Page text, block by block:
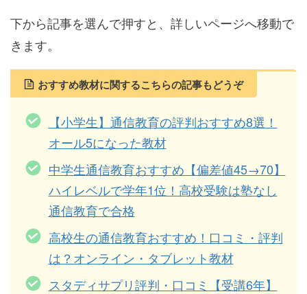
下から記事を選んで押すと、詳しいページへ移動で
きます。
おすすめ教材に関するこちらの記事もどうぞ
【小学生】通信教育の評判おすすめ8選！
オール5になった教材
中学生通信教育おすすめ【偏差値45→70】
ハイレベルで学年1位！高校受験は塾なし
通信教育で合格
高校生の通信教育おすすめ！口コミ・評判
は？オンライン・タブレット教材
スタディサプリ評判・口コミ【受講6年】